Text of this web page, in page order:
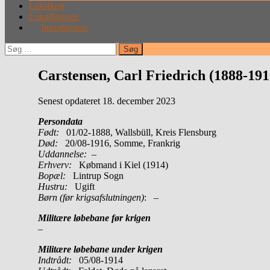
Leksikon
Lokalhistorie
Introduction
Søg
efter:
Carstensen, Carl Friedrich (1888-
Senest opdateret 18. december 2023
Persondata
Født: 01/02-1888, Wallsbüll, Kreis Flensburg
Død: 20/08-1916, Somme, Frankrig
Uddannelse: –
Erhverv: Købmand i Kiel (1914)
Bopæl: Lintrup Sogn
Hustru: Ugift
Børn (før krigsafslutningen): –
Militære løbebane før krigen
–
Militære løbebane under krigen
Indtrådt: 05/08-1914